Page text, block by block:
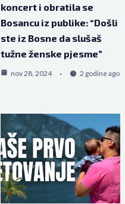
koncert i obratila se
Bosancu iz publike: “Došli
ste iz Bosne da slušaš
tužne ženske pjesme”
nov 28, 2024 2 godine ago